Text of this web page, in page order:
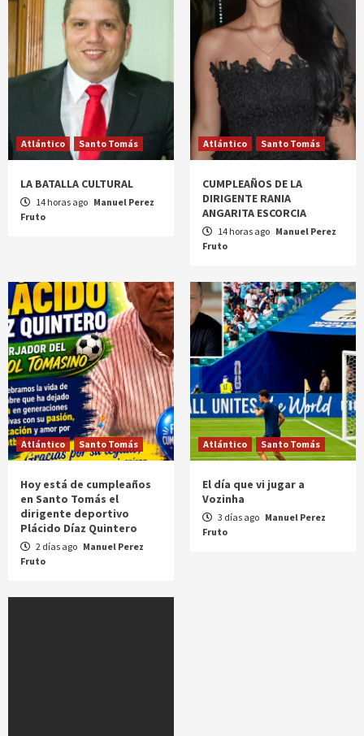
Atlántico Santo Tomás
LA BATALLA CULTURAL
14 horas ago Manuel Perez
Fruto
Atlántico Santo Tomás
CUMPLEAÑOS DE LA
DIRIGENTE RANIA
ANGARITA ESCORCIA
14 horas ago Manuel Perez
Fruto
Atlántico Santo Tomás
Hoy está de cumpleaños
en Santo Tomás el
dirigente deportivo
Plácido Díaz Quintero
2 días ago Manuel Perez
Fruto
Atlántico Santo Tomás
El día que vi jugar a
Vozinha
3 días ago Manuel Perez
Fruto